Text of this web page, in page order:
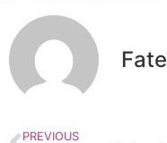
PREVIOUS